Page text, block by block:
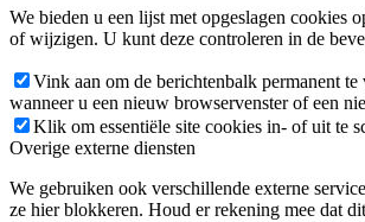
We bieden u een lijst met opgeslagen cookies
of wijzigen. U kunt deze controleren in de
Vink aan om de berichtenbalk permanent
wanneer u een nieuw browservenster of een
Klik om essentiële site cookies in- of uit te
Overige externe diensten
We gebruiken ook verschillende externe
ze hier blokkeren. Houd er rekening mee dat